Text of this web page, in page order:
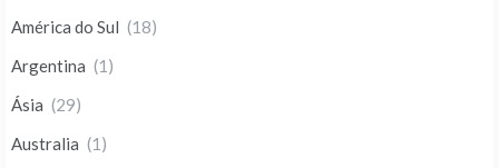
América do Sul (18)
Argentina (1)
Ásia (29)
Australia (1)